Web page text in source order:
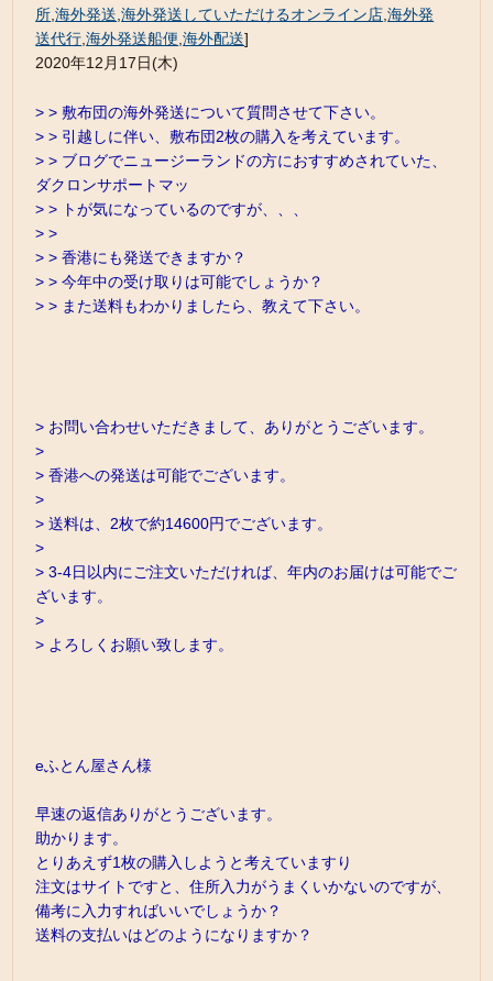
所 ,海外発送 ,海外発送していただけるオンライン店 ,海外発
送代行 ,海外発送船便 ,海外配送]
2020年12月17日(木)
> > 敷布団の海外発送について質問させて下さい。
> > 引越しに伴い、敷布団2枚の購入を考えています。
> > ブログでニュージーランドの方におすすめされていた、
ダクロンサポートマッ
> > トが気になっているのですが、、、
> >
> > 香港にも発送できますか？
> > 今年中の受け取りは可能でしょうか？
> > また送料もわかりましたら、教えて下さい。
> お問い合わせいただきまして、ありがとうございます。
>
> 香港への発送は可能でございます。
>
> 送料は、2枚で約14600円でございます。
>
> 3-4日以内にご注文いただければ、年内のお届けは可能でご
ざいます。
>
> よろしくお願い致します。
eふとん屋さん様
早速の返信ありがとうございます。
助かります。
とりあえず1枚の購入しようと考えていますり
注文はサイトですと、住所入力がうまくいかないのですが、
備考に入力すればいいでしょうか？
送料の支払いはどのようになりますか？